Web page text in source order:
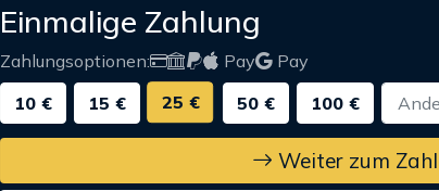
Einmalige Zahlung
Zahlungsoptionen: Pay
Pay
10 €
15 € 25 € 50 € 100 €
Weiter zum